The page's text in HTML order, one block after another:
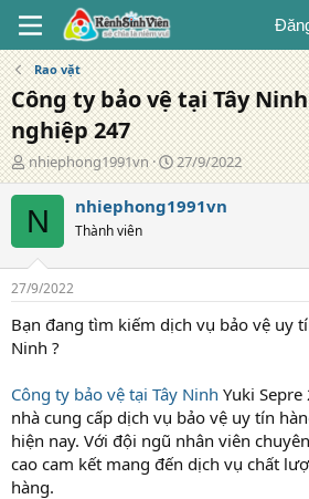
Rao vặt
Công ty bảo vệ tại Tây
nghiệp 247
T
á
c
g
ả
nhiephong1991vn
N
g
à
g
27/9/2022
N nhiephong1991vn
Thành viên
27/9/2022
Bạn đang tìm kiếm dịch vụ bảo vệ uy
Ninh ?
Công ty bảo vệ tại Tây Ninh Yuki
nhà cung cấp dịch vụ bảo vệ uy tín
hiện nay. Với đội ngũ nhân viên
cao cam kết mang đến dịch vụ chất
hàng.